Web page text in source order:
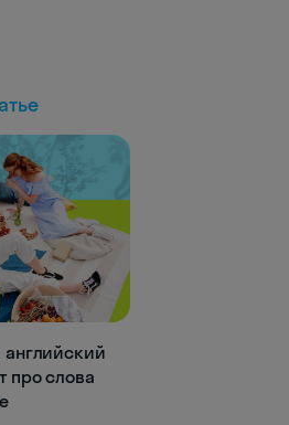
английский
про слова